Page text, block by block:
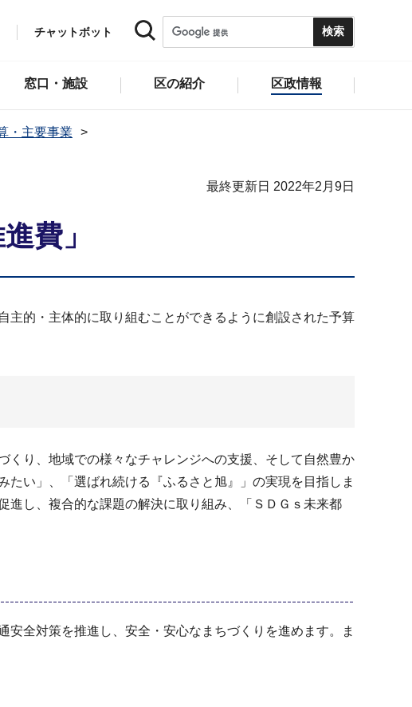
チャットボット
窓口・施設 区の紹介 区政情報
・主要事業
最終更新日 2022年2月9日
費」
主的・主体的に取り組むことができるように創設された予算
くり、地域での様々なチャレンジへの支援、そして自然豊か
い」、「選ばれ続ける『ふるさと旭』」の実現を目指しま
進し、複合的な課題の解決に取り組み、「ＳＤＧｓ未来都
全対策を推進し、安全・安心なまちづくりを進めます。ま